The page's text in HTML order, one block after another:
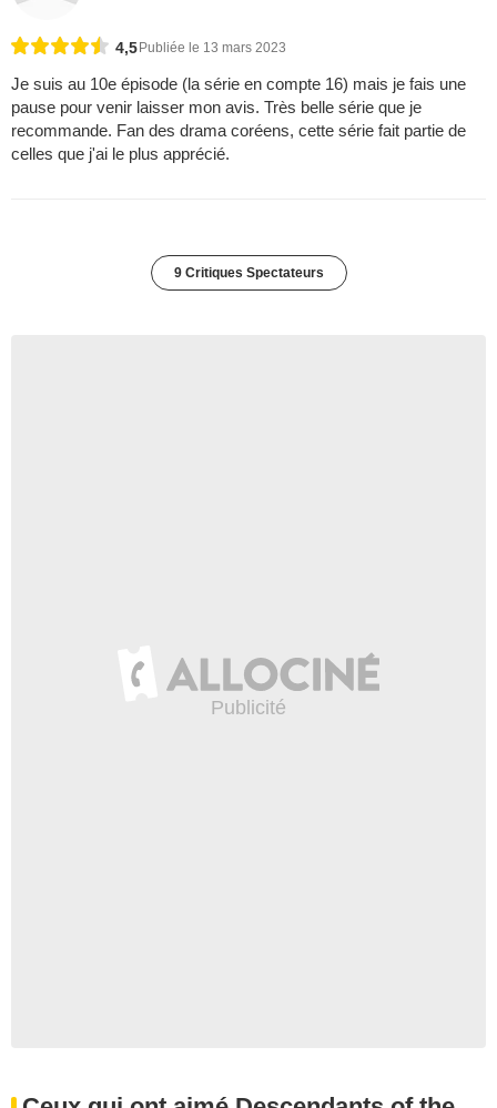
4,5Publiée le 13 mars 2023
Je suis au 10e épisode (la série en compte 16) mais je fais une
pause pour venir laisser mon avis. Très belle série que je
recommande. Fan des drama coréens, cette série fait partie de
celles que j'ai le plus apprécié.
9 Critiques Spectateurs